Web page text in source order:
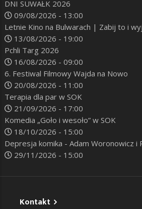
DNI SUWAŁK 2026
09/08/2026 - 13:00
Letnie Kino na Bulwarach | Zabij to i
13/08/2026 - 19:00
Pchli Targ 2026
16/08/2026 - 09:00
6. Festiwal Filmowy Wajda na Nowo
20/08/2026 - 11:00
Terapia dla par w SOK
21/09/2026 - 17:00
Komedia „Goło i wesoło” w SOK
18/10/2026 - 15:00
Depresja komika - Adam Woronowicz i
29/11/2026 - 15:00
Kontakt